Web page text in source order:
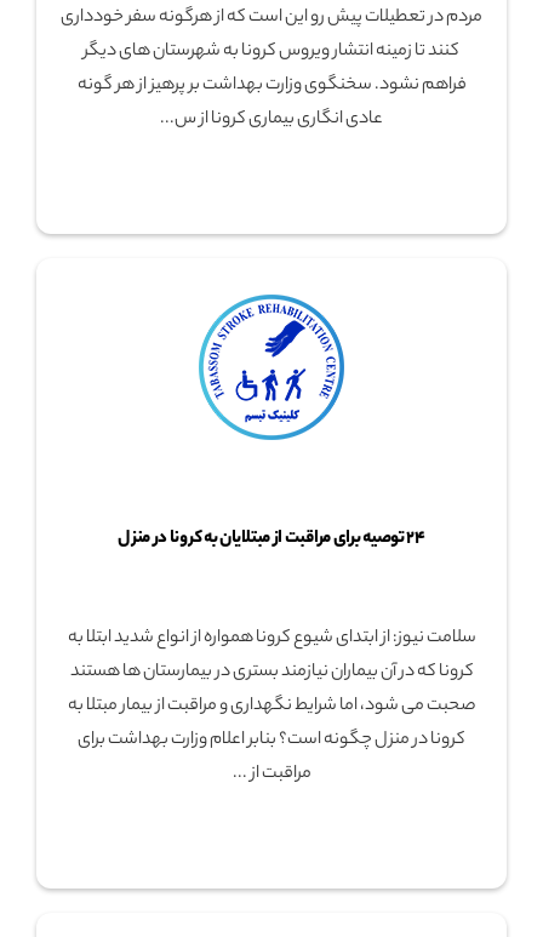
مردم در تعطیلات پیش رو این است که از هرگونه سفر خودداری
کنند تا زمینه انتشار ویروس کرونا به شهرستان های دیگر
فراهم نشود. سخنگوی وزارت بهداشت بر پرهیز از هر گونه
عادی انگاری بیماری کرونا از س...
۲۴ توصیه برای مراقبت از مبتلایان به کرونا در منزل
سلامت نیوز: از ابتدای شیوع کرونا همواره از انواع شدید ابتلا به
کرونا که در آن بیماران نیازمند بستری در بیمارستان ها هستند
صحبت می شود، اما شرایط نگهداری و مراقبت از بیمار مبتلا به
کرونا در منزل چگونه است؟ بنابر اعلام وزارت بهداشت برای
مراقبت از ...